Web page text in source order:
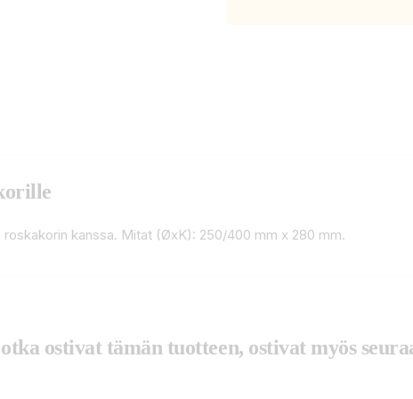
roskakorin kanssa. Mitat (ØxK): 250/400 mm x 280 mm.
ostivat tämän tuotteen, ostivat myös